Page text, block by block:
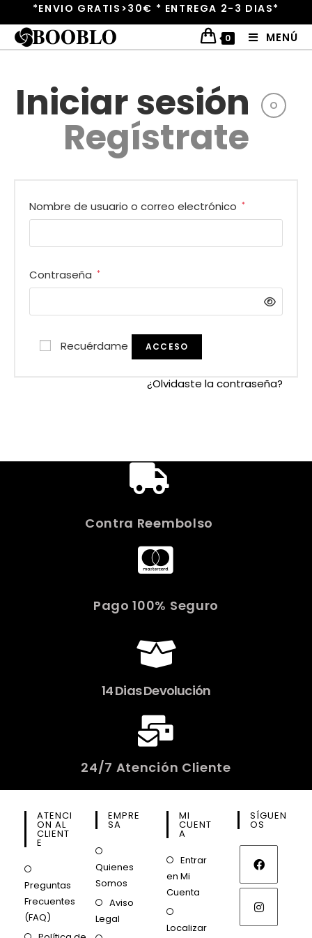
*ENVIO GRATIS>30€ * ENTREGA 2-3 DIAS*
0 MENÚ
Iniciar sesión O
Regístrate
Nombre de usuario o correo electrónico *
Contraseña *
Recuérdame ACCESO
¿Olvidaste la contraseña?
Contra Reembolso
Pago 100% Seguro
14 Dias Devolución
24/7 Atención Cliente
ATENCI
ON AL
CLIENT
E
Preguntas
Frecuentes
(FAQ)
EMPRE
SA
Quienes
Somos
Aviso
Legal
MI
CUENT
A
Entrar
en Mi
Cuenta
Localizar
SÍGUEN
OS